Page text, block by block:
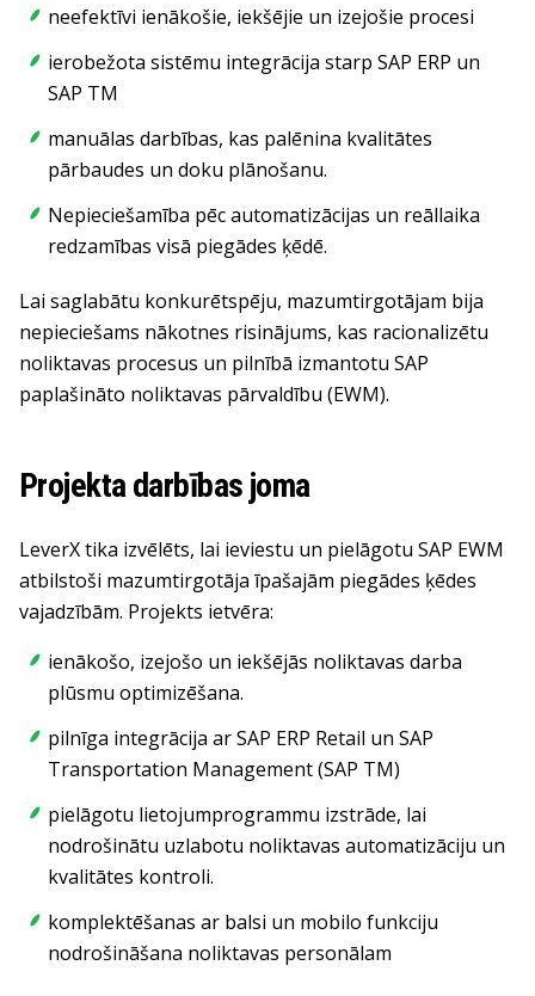
neefektīvi ienākošie, iekšējie un izejošie procesi
ierobežota sistēmu integrācija starp SAP ERP un
SAP TM
manuālas darbības, kas palēnina kvalitātes
pārbaudes un doku plānošanu.
Nepieciešamība pēc automatizācijas un reāllaika
redzamības visā piegādes ķēdē.
Lai saglabātu konkurētspēju, mazumtirgotājam bija
nepieciešams nākotnes risinājums, kas racionalizētu
noliktavas procesus un pilnībā izmantotu SAP
paplašināto noliktavas pārvaldību (EWM).
Projekta darbības joma
LeverX tika izvēlēts, lai ieviestu un pielāgotu SAP EWM
atbilstoši mazumtirgotāja īpašajām piegādes ķēdes
vajadzībām. Projekts ietvēra:
ienākošo, izejošo un iekšējās noliktavas darba
plūsmu optimizēšana.
pilnīga integrācija ar SAP ERP Retail un SAP
Transportation Management (SAP TM)
pielāgotu lietojumprogrammu izstrāde, lai
nodrošinātu uzlabotu noliktavas automatizāciju un
kvalitātes kontroli.
komplektēšanas ar balsi un mobilo funkciju
nodrošināšana noliktavas personālam